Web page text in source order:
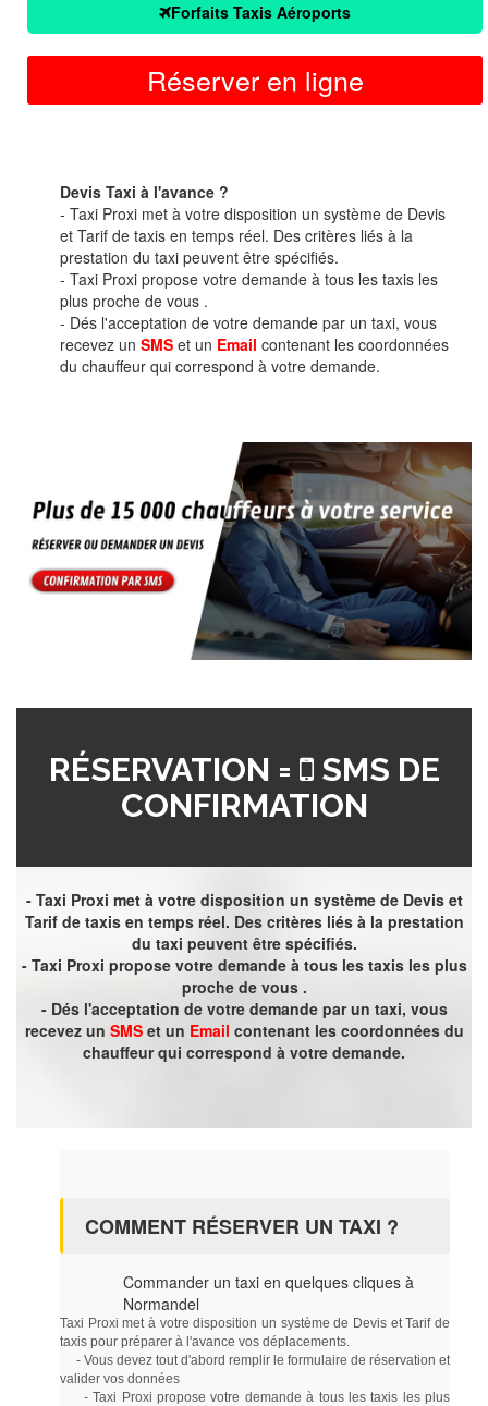
Forfaits Taxis Aéroports
Réserver en ligne
Devis Taxi à l'avance ?
- Taxi Proxi met à votre disposition un système de Devis
et Tarif de taxis en temps réel. Des critères liés à la
prestation du taxi peuvent être spécifiés.
- Taxi Proxi propose votre demande à tous les taxis les
plus proche de vous .
- Dés l'acceptation de votre demande par un taxi, vous
recevez un SMS et un Email contenant les coordonnées
du chauffeur qui correspond à votre demande.
RÉSERVATION =
SMS DE
CONFIRMATION
- Taxi Proxi met à votre disposition un système de Devis et
Tarif de taxis en temps réel. Des critères liés à la prestation
du taxi peuvent être spécifiés.
- Taxi Proxi propose votre demande à tous les taxis les plus
proche de vous .
- Dés l'acceptation de votre demande par un taxi, vous
recevez un SMSet un Email contenant les coordonnées du
chauffeur qui correspond à votre demande.
COMMENT RÉSERVER UN TAXI ?
Commander un taxi en quelques cliques à
Normandel
Taxi Proxi met à votre disposition un système de Devis et Tarif de
taxis pour préparer à l'avance vos déplacements.
- Vous devez tout d'abord remplir le formulaire de réservation et
valider vos données
- Taxi Proxi propose votre demande à tous les taxis les plus